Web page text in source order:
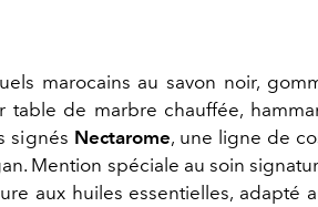
marocains au savon noir,
table de marbre chauffée,
signés Nectarome, une ligne de
Mention spéciale au soin
aux huiles essentielles, adapté